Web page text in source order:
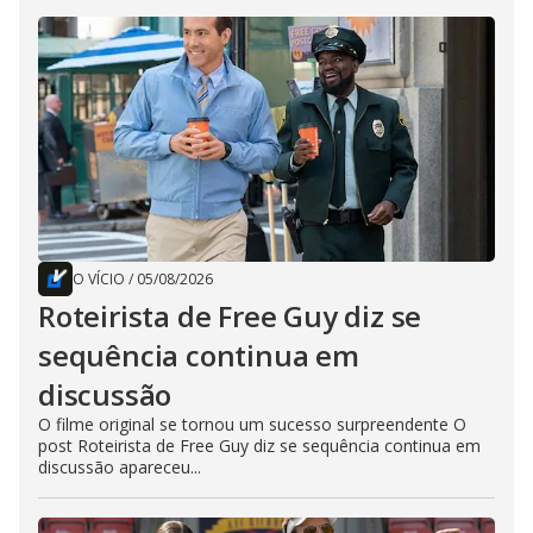
O VÍCIO / 05/08/2026
Roteirista de Free Guy diz se
sequência continua em
discussão
O filme original se tornou um sucesso surpreendente O
post Roteirista de Free Guy diz se sequência continua em
discussão apareceu...